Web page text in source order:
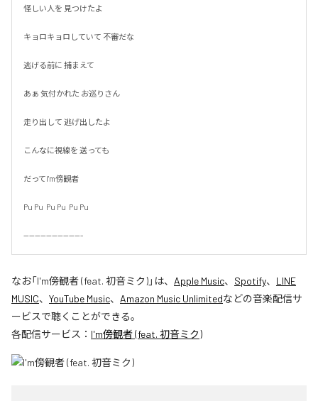
怪しい人を 見つけたよ
キョロキョロしていて 不審だな
逃げる前に 捕まえて
あぁ 気付かれた お巡りさん
走り出して 逃げ出したよ
こんなに視線を 送っても
だってI'm傍観者
Pu Pu  Pu Pu  Pu Pu
---------------------
なお「I'm傍観者 (feat. 初音ミク)」は、 Apple Music、 Spotify、 LINE
MUSIC、 YouTube Music、 Amazon Music Unlimitedなどの音楽配信サ
ービスで聴くことができる。
各配信サービス： I'm傍観者 (feat. 初音ミク)